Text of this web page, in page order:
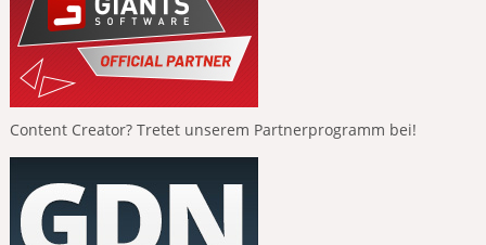
Content Creator? Tretet unserem Partnerprogramm bei!